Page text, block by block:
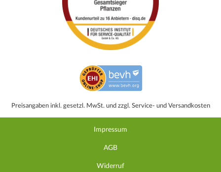
Preisangaben inkl. gesetzl. MwSt. und zzgl. Service- und Versandkosten
Impressum
AGB
Widerruf